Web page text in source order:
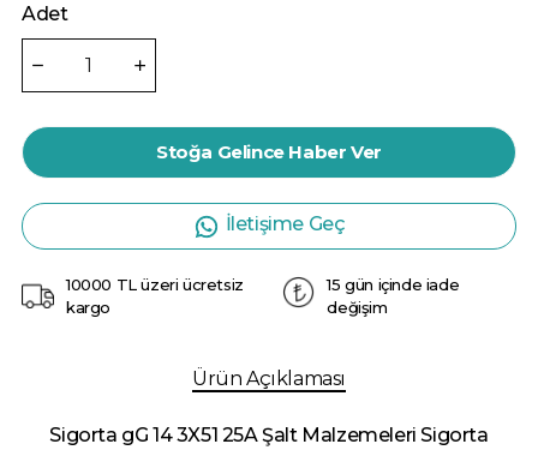
Adet
Stoğa Gelince Haber Ver
İletişime Geç
10000 TL üzeri ücretsiz
kargo
15 gün içinde iade
değişim
Ürün Açıklaması
Sigorta gG 14 3X51 25A Şalt Malzemeleri Sigorta